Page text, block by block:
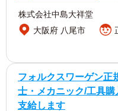
株式会社中島大祥堂
大阪府 八尾市
フォルクスワーゲン正
士・メカニック/工具
支給します